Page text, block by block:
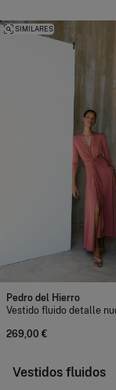
SIMILARES
Pedro del Hierro
Vestido fluido detalle
269,00 €
Vestidos fluidos